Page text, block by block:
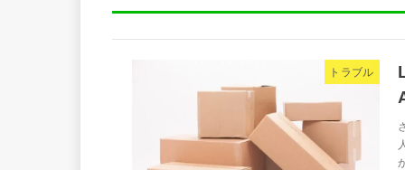
トラブル